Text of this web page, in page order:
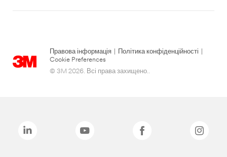
Правова інформація Політика конфіденційності
Cookie Preferences
© 3M 2026. Всі права захищено..